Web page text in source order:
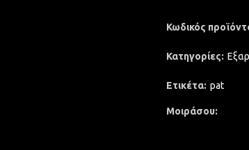
Κωδικός
Κατηγορίες:
Ετικέτα: pat
Μοιράσου